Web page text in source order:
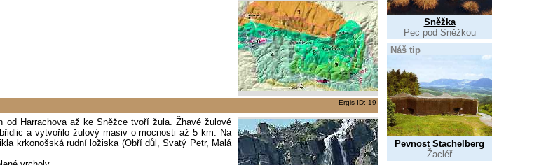
Ergis ID: 19
od Harrachova až ke Sněžce tvoří žula. Žhavé žulové
a vytvořilo žulový masiv o mocnosti až 5 km. Na
krkonošská rudní ložiska (Obří důl, Svatý Petr, Malá
Sněžka
Pec pod Sněžkou
Náš tip
Pevnost Stachelberg
Žacléř